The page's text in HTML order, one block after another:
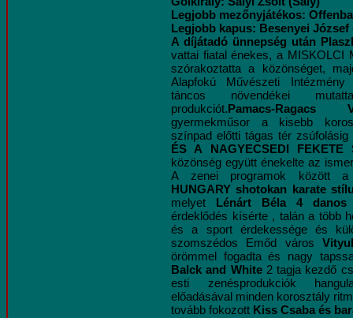
Legjobb mezőnyjátékos:
Legjobb kapus: Besenyei
A díjátadó ünnepség után
vattai fiatal énekes, a MISKOLCI
szórakoztatta a közönséget,
Alapfokú Művészeti
táncos növendékei
produkciót.Pamacs-Ragacs
gyermekműsor a kisebb
színpad előtti tágas tér
ÉS A NAGYECSEDI FEKETE
közönség együtt énekelte az
A zenei programok között
HUNGARY shotokan karate
melyet Lénárt Béla 4 danos
érdeklődés kísérte , talán a több
és a sport érdekessége és
szomszédos Emőd város
örömmel fogadta és nagy
Balck and White2 tagja kezdő
esti zenésprodukciók
előadásával minden korosztály
tovább fokozott Kiss Csaba és